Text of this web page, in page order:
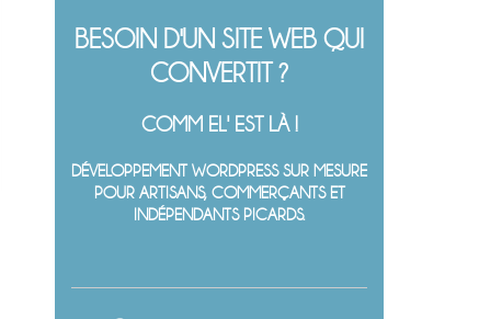
BESOIN D'UN SITE WEB QUI
CONVERTIT ?
COMM EL' EST LÀ !
DÉVELOPPEMENT WORDPRESS SUR MESURE
POUR ARTISANS, COMMERÇANTS ET
INDÉPENDANTS PICARDS.